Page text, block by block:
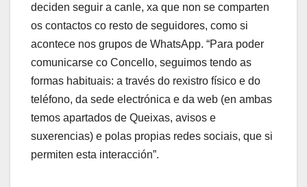
deciden seguir a canle, xa que non se comparten
os contactos co resto de seguidores, como si
acontece nos grupos de WhatsApp. “Para poder
comunicarse co Concello, seguimos tendo as
formas habituais: a través do rexistro físico e do
teléfono, da sede electrónica e da web (en ambas
temos apartados de Queixas, avisos e
suxerencias) e polas propias redes sociais, que si
permiten esta interacción”.